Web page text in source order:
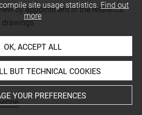
by appointment in the reference
drawings
site usage statistics.Find out
more
OK, ACCEPT ALL
BUT TECHNICAL COOKIES
YOUR PREFERENCES